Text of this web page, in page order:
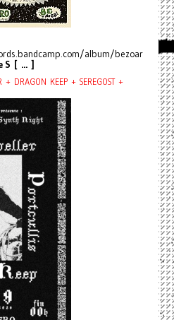
album/bezoar
S [ ... ]
DRAGON KEEP + SEREGOST +